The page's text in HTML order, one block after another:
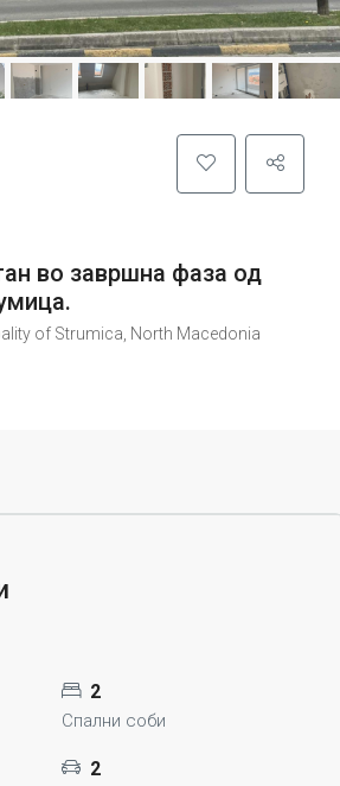
во завршна фаза од
of Strumica, North Macedonia
2
Спални соби
2